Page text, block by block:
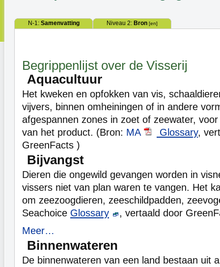
N-1: Samenvatting Niveau 2: Bron [en]
Begrippenlijst over de Visserij
Aquacultuur
Het kweken en opfokken van vis,
vijvers, binnen omheiningen of in andere
afgespannen zones in zoet of zeewater,
van het product. (Bron: MA Glossary,
GreenFacts )
Bijvangst
Dieren die ongewild gevangen worden in
vissers niet van plan waren te vangen. Het
om zeezoogdieren, zeeschildpadden,
Seachoice Glossary
, vertaald door
Meer…
Binnenwateren
De binnenwateren van een land bestaan uit